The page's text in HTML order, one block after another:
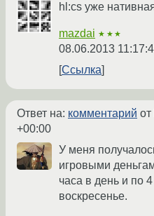
hl:cs уже
mazdai ★★★
08.06.2013
Ссылка
Ответ на: комментарий от
+00:00
У меня
игровыми
часа в день и по
воскресенье.